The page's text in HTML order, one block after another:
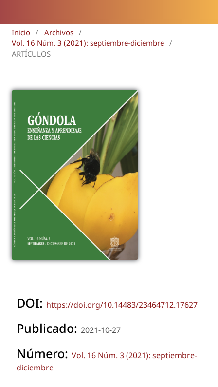
Inicio / Archivos /
Vol. 16 Núm. 3 (2021): septiembre-diciembre /
ARTÍCULOS
DOI: https://doi.org/10.14483/23464712.17627
Publicado: 2021-10-27
Número: Vol. 16 Núm. 3 (2021): septiembre-
diciembre